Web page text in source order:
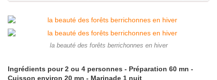
la beauté des forêts berrichonnes en hiver
Ingrédients pour 2 ou 4 personnes - Préparation 60 mn -
Cuisson environ 20 mn - Marinade 1 nuit